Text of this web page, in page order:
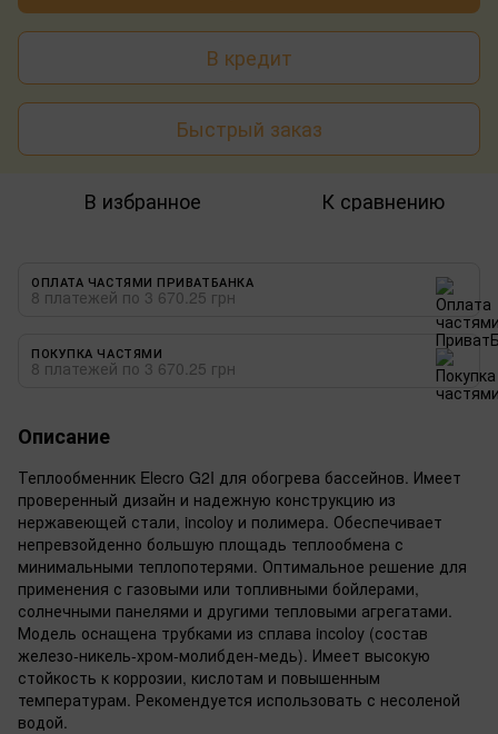
В кредит
Быстрый заказ
В избранное К сравнению
ОПЛАТА ЧАСТЯМИ ПРИВАТБАНКА
8 платежей по 3 670.25 грн
ПОКУПКА ЧАСТЯМИ
8 платежей по 3 670.25 грн
Описание
Теплообменник Elecro G2I для обогрева бассейнов. Имеет
проверенный дизайн и надежную конструкцию из
нержавеющей стали, incoloy и полимера. Обеспечивает
непревзойденно большую площадь теплообмена с
минимальными теплопотерями. Оптимальное решение для
применения с газовыми или топливными бойлерами,
солнечными панелями и другими тепловыми агрегатами.
Модель оснащена трубками из сплава incoloy (состав
железо-никель-хром-молибден-медь). Имеет высокую
стойкость к коррозии, кислотам и повышенным
температурам. Рекомендуется использовать с несоленой
водой.